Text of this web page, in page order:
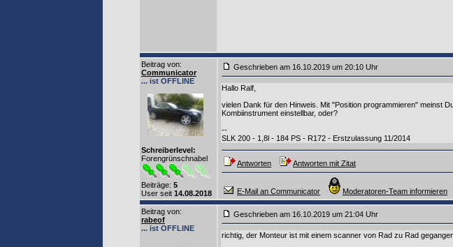
Beitrag von:
Communicator
... ist OFFLINE
Schreiberlevel:
Forengrünschnabel
Beiträge: 5
User seit 14.08.2018
Geschrieben am 16.10.2019 um 20:10 Uhr
Hallo Ralf,
vielen Dank für den Hinweis. Mit "Position programmieren" meinst
Kombiinstrument einstellbar, oder?
--
SLK 200 - 1,8l - 184 PS - R172 - Erstzulassung 11/2014
Antworten Antworten mit Zitat
E-Mail an Communicator Moderatoren-Team informieren
Beitrag von:
rabeof
... ist OFFLINE
Geschrieben am 16.10.2019 um 21:04 Uhr
richtig, der Monteur ist mit einem scanner von Rad zu Rad